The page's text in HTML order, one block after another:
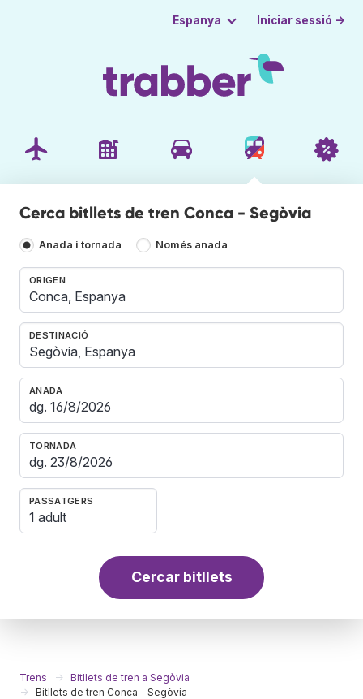
Espanya Iniciar sessió →
Cerca bitllets de tren Conca - Segòvia
Anada i tornada Només anada
ORIGEN
DESTINACIÓ
ANADA
TORNADA
PASSATGERS
1 adult
Cercar bitllets
Trens
Bitllets de tren a Segòvia
Bitllets de tren Conca - Segòvia